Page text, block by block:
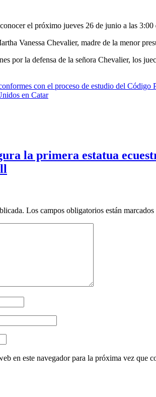
el próximo jueves 26 de junio a las
Vanessa Chevalier, madre de la menor
por la defensa de la señora Chevalier, los
con el proceso de estudio del Código
en Catar
la primera estatua
Los campos obligatorios están marcados
en este navegador para la próxima vez que